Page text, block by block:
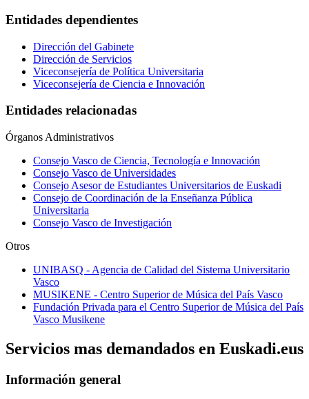
Entidades dependientes
Dirección del Gabinete
Dirección de Servicios
Viceconsejería de Política Universitaria
Viceconsejería de Ciencia e Innovación
Entidades relacionadas
Órganos Administrativos
Consejo Vasco de Ciencia, Tecnología e Innovación
Consejo Vasco de Universidades
Consejo Asesor de Estudiantes Universitarios de Euskadi
Consejo de Coordinación de la Enseñanza Pública
Universitaria
Consejo Vasco de Investigación
Otros
UNIBASQ - Agencia de Calidad del Sistema Universitario
Vasco
MUSIKENE - Centro Superior de Música del País Vasco
Fundación Privada para el Centro Superior de Música del País
Vasco Musikene
Servicios mas demandados en Euskadi.eus
Información general